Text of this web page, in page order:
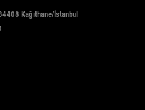
Kağıthane/İstanbul